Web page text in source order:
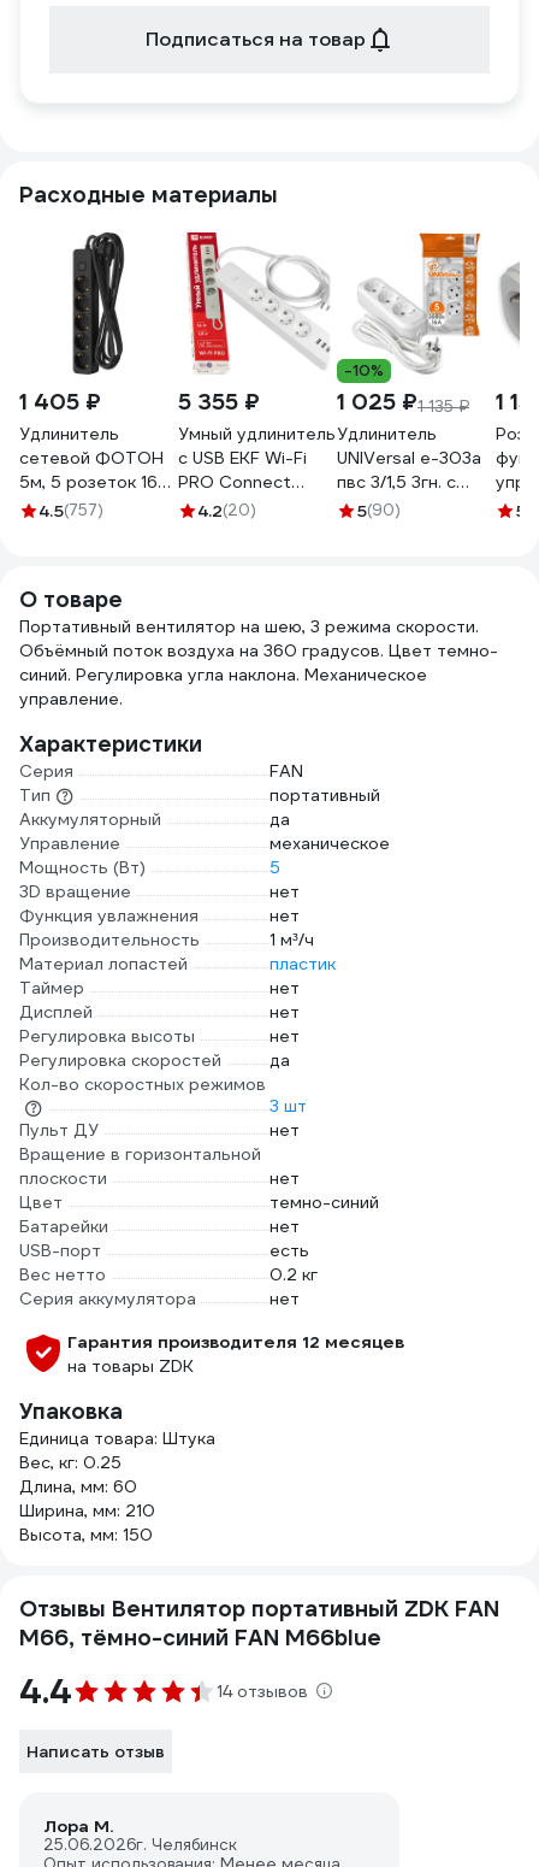
Подписаться на товар
Расходные материалы
1 405 ₽
Удлинитель
сетевой ФОТОН
5м, 5 розеток 16А
с выключателем, с
4.5(757)
5 355 ₽
Умный удлинитель
c USB EKF Wi-Fi
PRO Connect
RCE-2-WF
4.2(20)
-10%
1 025 ₽1 135 ₽
Удлинитель
UNIVersal е-303а
пвс 3/1,5 3гн. с
заземлением,
5(90)
1
5
О товаре
Портативный вентилятор на шею, 3 режима скорости.
Объёмный поток воздуха на 360 градусов. Цвет темно-
синий. Регулировка угла наклона. Механическое
управление.
Характеристики
Серия
FAN
Тип
портативный
Аккумуляторный
да
Управление
механическое
Мощность (Вт)
5
3D вращение
нет
Функция увлажнения
нет
Производительность
1 м³/ч
Материал лопастей
пластик
Таймер
нет
Дисплей
нет
Регулировка высоты
нет
Регулировка скоростей
да
Кол-во скоростных режимов
3 шт
Пульт ДУ
нет
Вращение в горизонтальной
плоскости
нет
Цвет
темно-синий
Батарейки
нет
USB-порт
есть
Вес нетто
0.2 кг
Серия аккумулятора
нет
Гарантия производителя 12 месяцев
на товары ZDK
Упаковка
Единица товара: Штука
Вес, кг: 0.25
Длина, мм: 60
Ширина, мм: 210
Высота, мм: 150
Отзывы Вентилятор портативный ZDK FAN
M66, тёмно-синий FAN M66blue
4.4 14 отзывов
Написать отзыв
Лора М.
25.06.2026г. Челябинск